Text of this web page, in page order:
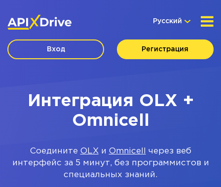
Русский
Вход Регистрация
Интеграция OLX +
Omnicell
Соедините OLXи Omnicell
через веб
интерфейс за 5 минут, без программистов и
специальных знаний.